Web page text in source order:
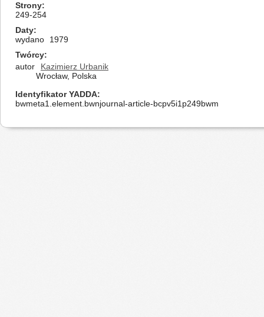
Strony
249-254
Daty
wydano
1979
Twórcy
autor
Kazimierz Urbanik
Wrocław, Polska
Identyfikator YADDA
bwmeta1.element.bwnjournal-article-bcpv5i1p249bwm